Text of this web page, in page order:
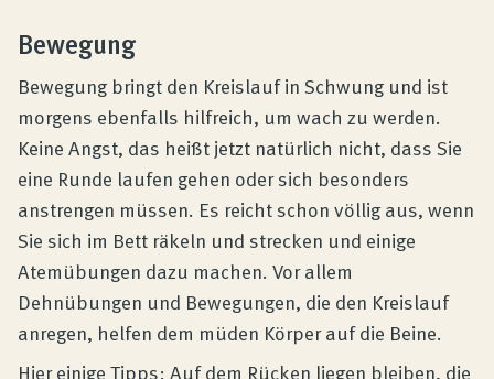
Bewegung
Bewegung bringt den Kreislauf in Schwung und ist
morgens ebenfalls hilfreich, um wach zu werden.
Keine Angst, das heißt jetzt natürlich nicht, dass Sie
eine Runde laufen gehen oder sich besonders
anstrengen müssen. Es reicht schon völlig aus, wenn
Sie sich im Bett räkeln und strecken und einige
Atemübungen dazu machen. Vor allem
Dehnübungen und Bewegungen, die den Kreislauf
anregen, helfen dem müden Körper auf die Beine.
Hier einige Tipps: Auf dem Rücken liegen bleiben, die